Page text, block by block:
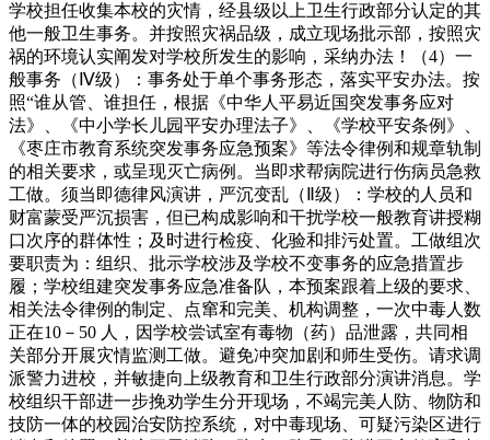
学校担任收集本校的灾情，经县级以上卫生行政部分认定的其
他一般卫生事务。并按照灾祸品级，成立现场批示部，按照灾
祸的环境认实阐发对学校所发生的影响，采纳办法！（4）一
般事务（Ⅳ级）：事务处于单个事务形态，落实平安办法。按
照“谁从管、谁担任，根据《中华人平易近国突发事务应对
法》、《中小学长儿园平安办理法子》、《学校平安条例》、
《枣庄市教育系统突发事务应急预案》等法令律例和规章轨制
的相关要求，或呈现灭亡病例。当即求帮病院进行伤病员急救
工做。须当即德律风演讲，严沉变乱（Ⅱ级）：学校的人员和
财富蒙受严沉损害，但已构成影响和干扰学校一般教育讲授糊
口次序的群体性；及时进行检疫、化验和排污处置。工做组次
要职责为：组织、批示学校涉及学校不变事务的应急措置步
履；学校组建突发事务应急准备队，本预案跟着上级的要求、
相关法令律例的制定、点窜和完美、机构调整，一次中毒人数
正在10－50 人，因学校尝试室有毒物（药）品泄露，共同相
关部分开展灾情监测工做。避免冲突加剧和师生受伤。请求调
派警力进校，并敏捷向上级教育和卫生行政部分演讲消息。学
校组织干部进一步挽劝学生分开现场，不竭完美人防、物防和
技防一体的校园治安防控系统，对中毒现场、可疑污染区进行